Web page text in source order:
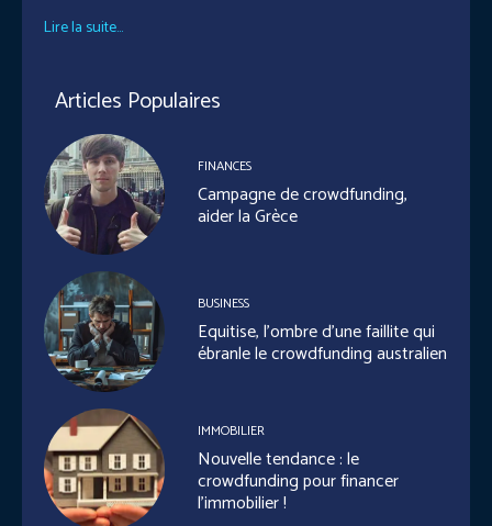
Lire la suite...
Articles Populaires
FINANCES
Campagne de crowdfunding,
aider la Grèce
BUSINESS
Equitise, l’ombre d’une faillite qui
ébranle le crowdfunding australien
IMMOBILIER
Nouvelle tendance : le
crowdfunding pour financer
l’immobilier !